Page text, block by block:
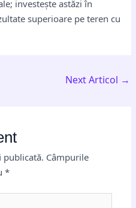
investește astăzi în
superioare pe teren cu
Next Articol →
publicată. Câmpurile
*